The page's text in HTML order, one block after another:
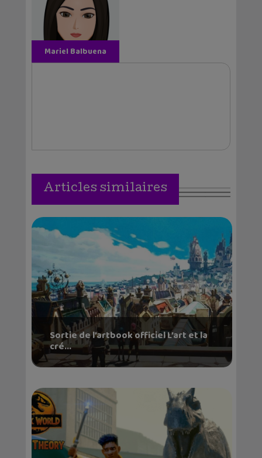
Mariel Balbuena
Articles similaires
Sortie de l’artbook officiel L’art et la
cré...